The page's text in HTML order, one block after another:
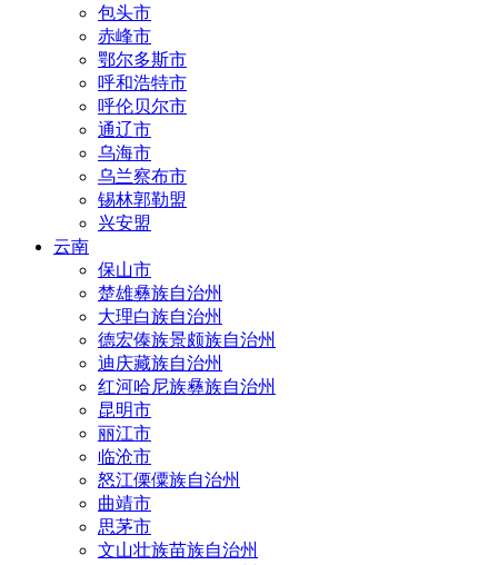
包头市
赤峰市
鄂尔多斯市
呼和浩特市
呼伦贝尔市
通辽市
乌海市
乌兰察布市
锡林郭勒盟
兴安盟
云南
保山市
楚雄彝族自治州
大理白族自治州
德宏傣族景颇族自治州
迪庆藏族自治州
红河哈尼族彝族自治州
昆明市
丽江市
临沧市
怒江傈僳族自治州
曲靖市
思茅市
文山壮族苗族自治州